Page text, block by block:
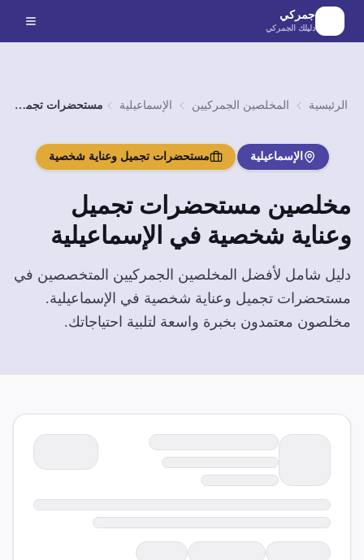
الانتقال إلى المحتوى الرئيسي
جمركي
دليلك الجمركي
الرئيسية المخلصين الجمركيين الإسماعيلية مستحضرات تجميل وعناية شخصية
الإسماعيلية مستحضرات تجميل وعناية شخصية
مخلصين مستحضرات تجميل
وعناية شخصية في الإسماعيلية
دليل شامل لأفضل المخلصين الجمركيين المتخصصين في
مستحضرات تجميل وعناية شخصية في الإسماعيلية.
مخلصون معتمدون بخبرة واسعة لتلبية احتياجاتك.